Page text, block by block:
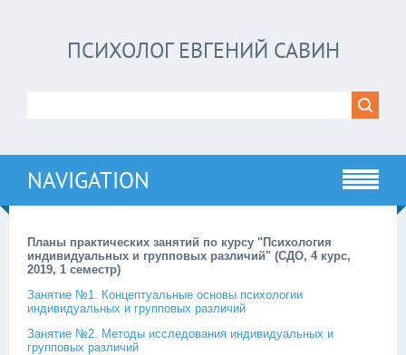
ПСИХОЛОГ ЕВГЕНИЙ САВИН
NAVIGATION
Планы практических занятий по курсу "Психология
индивидуальных и групповых различий" (СДО, 4 курс,
2019, 1 семестр)
Занятие №1. Концептуальные основы психологии
индивидуальных и групповых различий
Занятие №2. Методы исследования индивидуальных и
групповых различий